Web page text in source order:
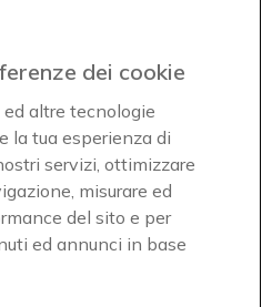
in assoluta sicurezza
dei cookie
altre tecnologie
la tua esperienza di
servizi, ottimizzare
misurare ed
del sito e per
ed annunci in base